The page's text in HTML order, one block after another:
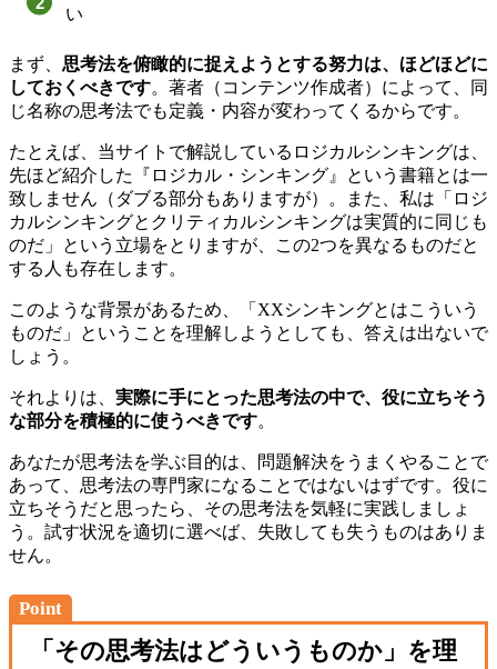
い
まず、 思考法を俯瞰的に捉えようとする努力は、ほどほどに
しておくべきです。著者（コンテンツ作成者）によって、同
じ名称の思考法でも定義・内容が変わってくるからです。
たとえば、当サイトで解説しているロジカルシンキングは、
先ほど紹介した『ロジカル・シンキング』という書籍とは一
致しません（ダブる部分もありますが）。また、私は「ロジ
カルシンキングとクリティカルシンキングは実質的に同じも
のだ」という立場をとりますが、この2つを異なるものだと
する人も存在します。
このような背景があるため、「XXシンキングとはこういう
ものだ」ということを理解しようとしても、答えは出ないで
しょう。
それよりは、 実際に手にとった思考法の中で、役に立ちそう
な部分を積極的に使うべきです。
あなたが思考法を学ぶ目的は、問題解決をうまくやることで
あって、思考法の専門家になることではないはずです。役に
立ちそうだと思ったら、その思考法を気軽に実践しましょ
う。試す状況を適切に選べば、失敗しても失うものはありま
せん。
Point
「その思考法はどういうものか」を理